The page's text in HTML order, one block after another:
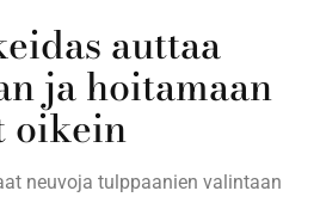
auttaa
ja hoitamaan
oikein
neuvoja tulppaanien valintaan